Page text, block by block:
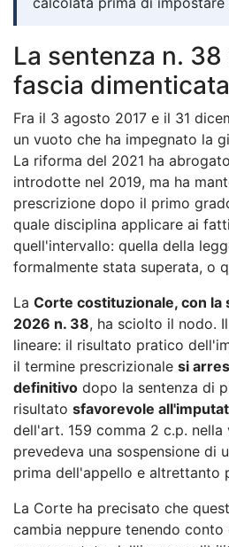
La sentenza n.
fascia dimenticata
Fra il 3 agosto 2017 e il 31
un vuoto che ha impegnato la
La riforma del 2021 ha
introdotte nel 2019, ma ha
prescrizione dopo il primo
quale disciplina applicare ai
quell'intervallo: quella della
formalmente stata superata, o
La Corte costituzionale, con la
2026 n. 38, ha sciolto il nodo.
lineare: il risultato pratico
il termine prescrizionale si
definitivo dopo la sentenza di
risultato sfavorevole
dell'art. 159 comma 2 c.p. nella
prevedeva una sospensione di
prima dell'appello e altrettanto
La Corte ha precisato che
cambia neppure tenendo